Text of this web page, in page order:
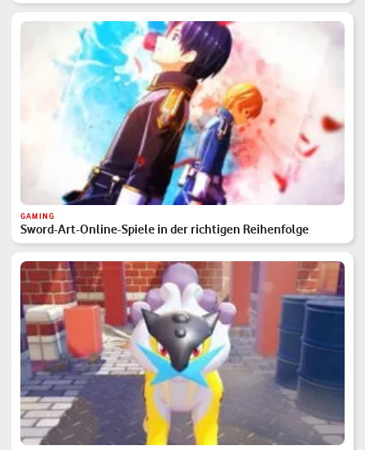
GAMING
Sword-Art-Online-Spiele in der richtigen Reihenfolge